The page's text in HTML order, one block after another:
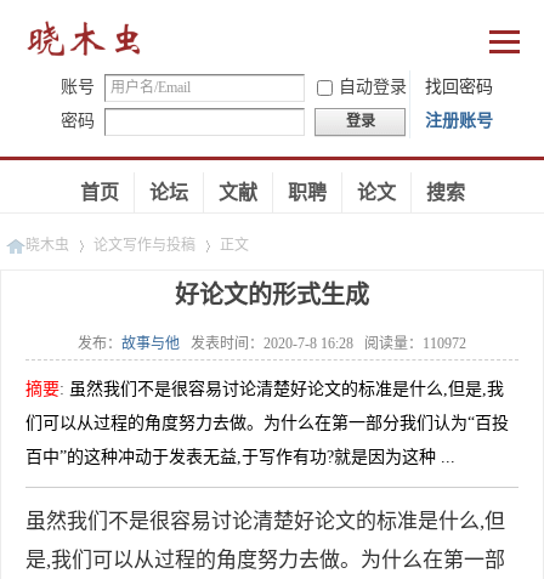
账号 自动登录
找回密码
密码
登录 注册账号
首页 论坛 文献 职聘 论文 搜索
晓木虫 论文写作与投稿
»
正文
好论文的形式生成
发布： 故事与他 发表时间： 2020-7-8 16:28 阅读量： 110972
摘要: 虽然我们不是很容易讨论清楚好论文的标准是什么,但是,我
们可以从过程的角度努力去做。为什么在第一部分我们认为“百投
百中”的这种冲动于发表无益,于写作有功?就是因为这种 ...
虽然我们不是很容易讨论清楚好论文的标准是什么,但
是,我们可以从过程的角度努力去做。为什么在第一部